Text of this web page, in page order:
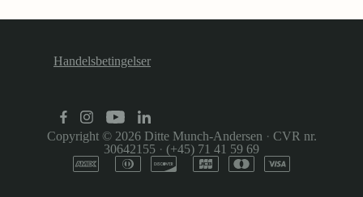
Handelsbetingelser
Copyright © 2026 Ditte Munch-Andersen · CVR nr.
30642155 · (+45) 71 41 59 69